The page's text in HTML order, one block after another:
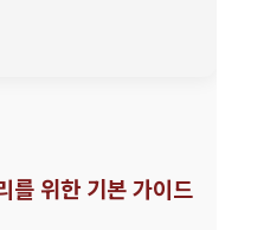
를 위한 기본 가이드